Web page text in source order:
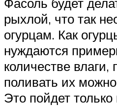
рыхлой, что так
огурцам. Как
нуждаются
количестве влаги,
поливать их
Это пойдет только